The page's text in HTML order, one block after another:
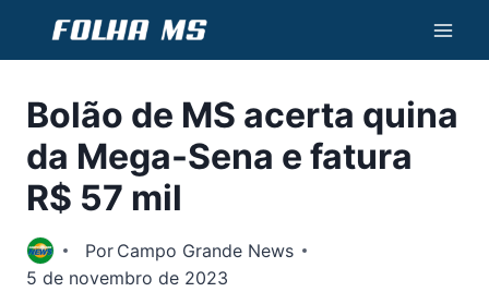
Conteúdo
Bolão de MS acerta quina
da Mega-Sena e fatura
R$ 57 mil
Por Campo Grande News
5 de novembro de 2023